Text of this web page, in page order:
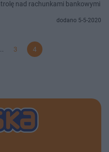
nad rachunkami bankowymi
dodano 5-5-2020
3 4